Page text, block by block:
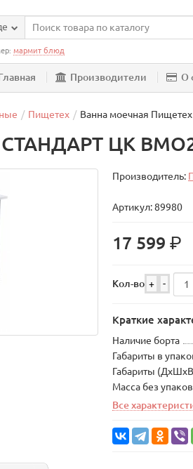
мармит блюд
Производители О
Пищетех Ванна моечная
СТАНДАРТ ЦК
Производитель:
Артикул: 89980
17 599р.
Кол-во + -
Краткие
Наличие борта
Габариты в
Габариты
Масса без
Все